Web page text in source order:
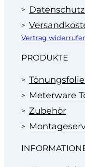
Vertrag
PRODUKTE
Meterware
Zubehör